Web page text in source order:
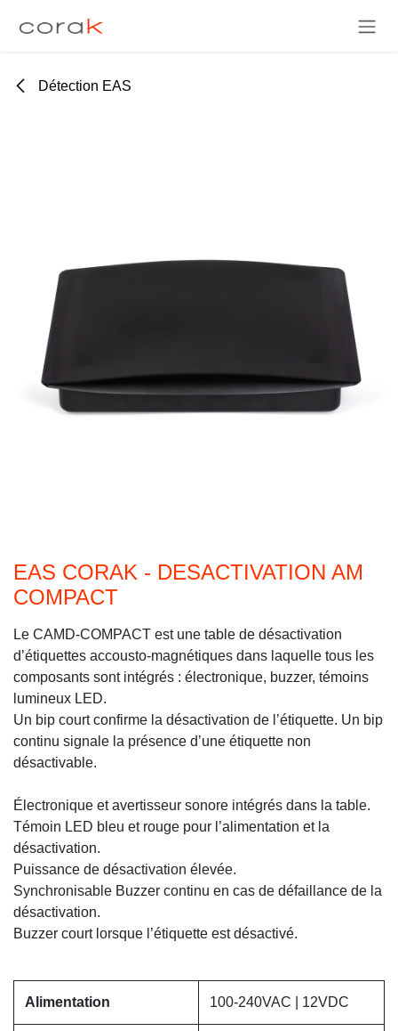
Détection EAS
EAS CORAK - DESACTIVATION AM
COMPACT
Le CAMD-COMPACT est une table de désactivation
d’étiquettes accousto-magnétiques dans laquelle tous les
composants sont intégrés : électronique, buzzer, témoins
lumineux LED.
Un bip court confirme la désactivation de l’étiquette. Un bip
continu signale la présence d’une étiquette non
désactivable.
Électronique et avertisseur sonore intégrés dans la table.
Témoin LED bleu et rouge pour l’alimentation et la
désactivation.
Puissance de désactivation élevée.
Synchronisable Buzzer continu en cas de défaillance de la
désactivation.
Buzzer court lorsque l’étiquette est désactivé.
Alimentation 100-240VAC | 12VDC